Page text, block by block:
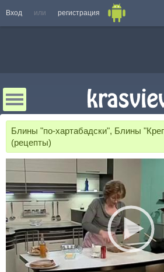
Вход или регистрация
Блины "по-хартабадски", Блины
(рецепты)